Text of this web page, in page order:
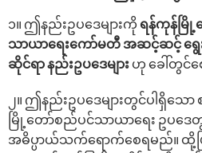
၁။ ဤနည်းဥပ‌ဒေများကို ရန်ကုန်မြို့‌
သာယာ‌ရေး‌ကော်မတီ အဆင့်ဆင့် ရွေ
ဆိုင်ရာနည်းဥပ‌ဒေများ ဟု ‌ခေါ်တွင်‌
၂။ ဤနည်းဥပ‌ဒေများတွင်ပါရှိ‌သေ
မြို့‌တော်စည်ပင်သာယာ‌ရေး ဥပ‌ဒ
အဓိပ္ပာယ်သက်‌ရောက်‌စေရမည်။ ထို့ပ